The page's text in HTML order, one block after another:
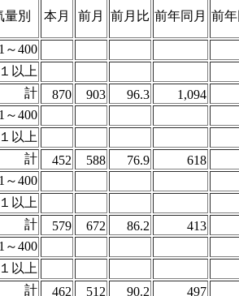
量別 本月 前月 前月比 前年同月 前
～400
以上
計
870 903 96.3 1,094
～400
以上
計
452 588 76.9 618
～400
以上
計
579 672 86.2 413
～400
以上
計
462 512 90.2 497